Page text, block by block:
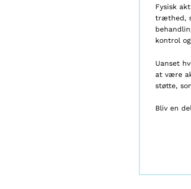
Fysisk
træthed,
kontrol
Uanset
at være
støtte,
Bliv en